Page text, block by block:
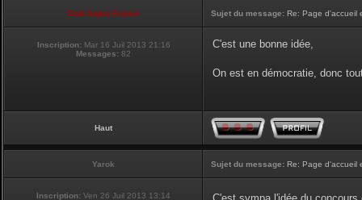
Club Supra France Sujet du message: Re: Page d'accueil
Inscription: Mar 16 Juil 2013 21:16
Messages: 82
C'est une bonne idée,
On est en démocratie, donc
Haut
Yarok Sujet du message: Re: Page d'accueil
Inscription: Ven 26 Juil 2013 13:14